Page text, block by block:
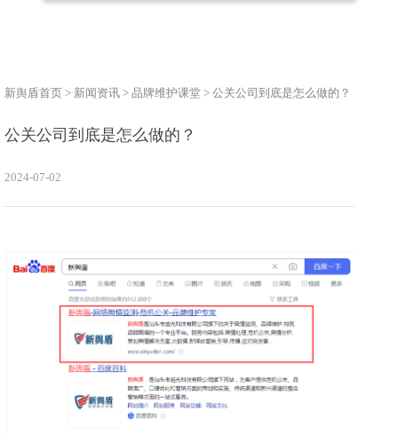
新舆盾首页 > 新闻资讯 > 品牌维护课堂 > 公关公司到底是怎么做的？
公关公司到底是怎么做的？
2024-07-02